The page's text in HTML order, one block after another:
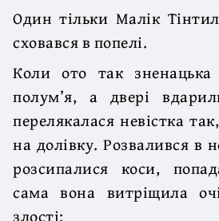
Один тільки Малік
сховався в попелі.
Коли ото так зненацька
полум’я, а двері
перелякалася невістка
на долівку. Розвалився в
розсипалися коси,
сама вона витріщила
злості: